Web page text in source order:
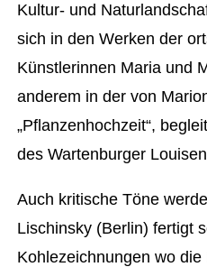
Kultur- und
sich in den Werken der
Künstlerinnen Maria und
anderem in der von
„Pflanzenhochzeit“,
des Wartenburger
Auch kritische Töne
Lischinsky (Berlin) fertigt
Kohlezeichnungen wo